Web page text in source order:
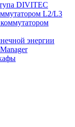
DIVITEC
L2/L3
энергии